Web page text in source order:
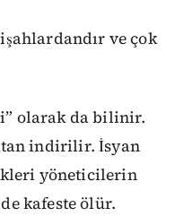
ve çok
olarak da bilinir.
indirilir. İsyan
yöneticilerin
kafeste ölür.